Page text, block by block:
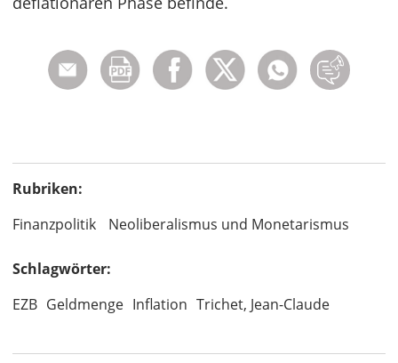
Rubriken:
Finanzpolitik
Neoliberalismus und Monetarismus
Schlagwörter:
EZB Geldmenge Inflation Trichet, Jean-Claude